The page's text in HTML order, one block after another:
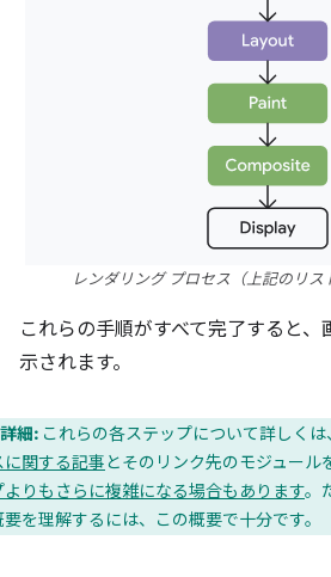
レンダリング プロセス（上記のリス
これらの手順がすべて完了すると
示されます。
詳細: これらの各ステップについて詳しくは、
に関する記事とそのリンク先のモジュール
よりもさらに複雑になる場合もあります。
を理解するには、この概要で十分です。